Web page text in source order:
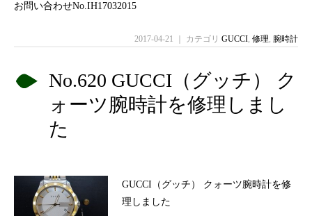
お問い合わせNo.IH17032015
2017-04-21 ｜ カテゴリ GUCCI, 修理, 腕時計
No.620 GUCCI（グッチ） ク
ォーツ腕時計を修理しまし
た
GUCCI（グッチ） クォーツ腕時計を修
理しました